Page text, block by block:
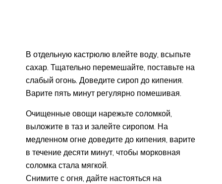
В отдельную кастрюлю влейте воду, всыпьте
сахар. Тщательно перемешайте, поставьте на
слабый огонь. Доведите сироп до кипения.
Варите пять минут регулярно помешивая.
Очищенные овощи нарежьте соломкой,
выложите в таз и залейте сиропом. На
медленном огне доведите до кипения, варите
в течение десяти минут, чтобы морковная
соломка стала мягкой.
Снимите с огня, дайте настояться на